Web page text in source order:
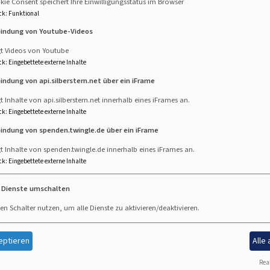
10 Uhr
Kaufbeuren
61 "Nun komm, der Heiden Heiland" u.a.
- Sopran
- Tenor
- Bass
Dreifaltigkeitskirche
Bratsche / Bianca Riesner, Violoncello
Continuo
: Funktional
von Youtube-Videos
Videos von Youtube
: Eingebettete externe Inhalte
von api.silberstern.net über ein iFrame
Inhalte von api.silberstern.net innerhalb eines iFrames an.
: Eingebettete externe Inhalte
von spenden.twingle.de über ein iFrame
Inhalte von spenden.twingle.de innerhalb eines iFrames an.
: Eingebettete externe Inhalte
umschalten
Schalter nutzen, um alle Dienste zu aktivieren/deaktivieren.
Alle